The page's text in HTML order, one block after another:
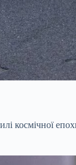
космічної